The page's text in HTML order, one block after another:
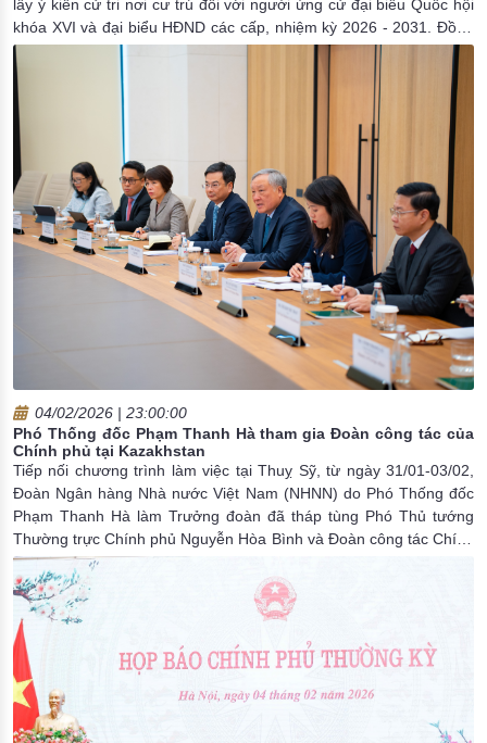
lấy ý kiến cử tri nơi cư trú đối với người ứng cử đại biểu Quốc hội
khóa XVI và đại biểu HĐND các cấp, nhiệm kỳ 2026 - 2031. Đồng
chí Nguyễn Thị Hồng, Ủy viên BCH Trung ương Đảng, Bí thư Đảng
ủy, Thống đốc NHNN tham dự Hội nghị.
04/02/2026 | 23:00:00
Phó Thống đốc Phạm Thanh Hà tham gia Đoàn công tác của
Chính phủ tại Kazakhstan
Tiếp nối chương trình làm việc tại Thuỵ Sỹ, từ ngày 31/01-03/02,
Đoàn Ngân hàng Nhà nước Việt Nam (NHNN) do Phó Thống đốc
Phạm Thanh Hà làm Trưởng đoàn đã tháp tùng Phó Thủ tướng
Thường trực Chính phủ Nguyễn Hòa Bình và Đoàn công tác Chính
phủ thăm và làm việc tại Kazakhstan với trọng tâm trao đổi về kinh
nghiệm vận hành trung tâm tài chính quốc tế (TTTCQT).